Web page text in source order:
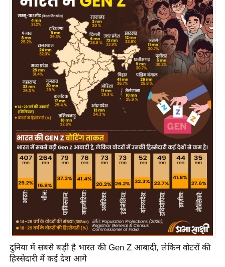
P
L
2
म
ई
-
दुनिया में सबसे बड़ी है भारत की Gen Z आबादी, लेकिन वोटरों की
हिस्सेदारी में कई देश आगे